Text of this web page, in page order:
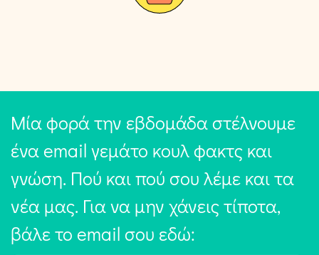
Μία φορά την εβδομάδα στέλνουμε
ένα email γεμάτο κουλ φακτς και
γνώση. Πού και πού σου λέμε και τα
νέα μας. Για να μην χάνεις τίποτα,
βάλε το email σου εδώ: